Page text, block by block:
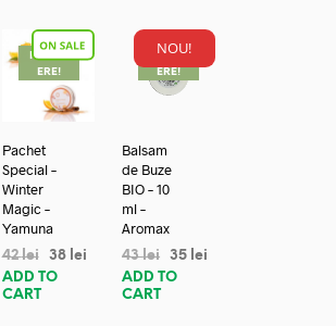
REDUC
ERE!
Pachet
Special –
Winter
Magic –
Yamuna
42lei 38 lei
ADD TO
CART
NOU!
REDUC
ERE!
Balsam
de Buze
BIO – 10
ml –
Aromax
43lei 35 lei
ADD TO
CART